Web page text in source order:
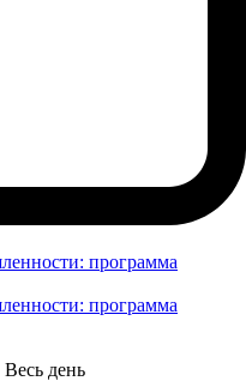
Весь день